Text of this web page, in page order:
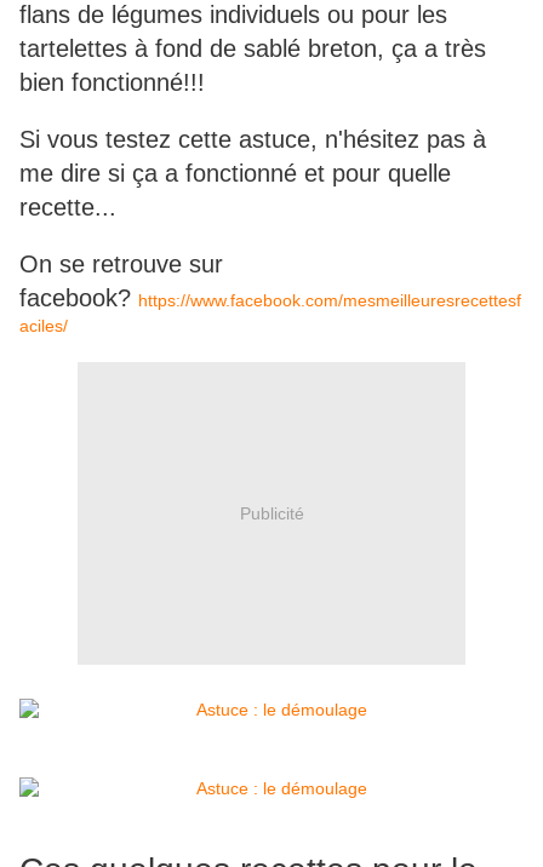
flans de légumes individuels ou pour les
tartelettes à fond de sablé breton, ça a très
bien fonctionné!!!
Si vous testez cette astuce, n'hésitez pas à
me dire si ça a fonctionné et pour quelle
recette...
On se retrouve sur
facebook? https://www.facebook.com/mesmeilleuresrecettesf
aciles/
Publicité